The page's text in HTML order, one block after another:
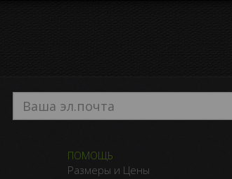
ПОМОЩЬ
Размеры и Цены